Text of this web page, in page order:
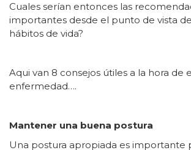
Cuales serían entonces las
importantes desde el punto de vista
hábitos de vida?
Aqui van 8 consejos útiles a la hora de
enfermedad….
Mantener una buena postura
Una postura apropiada es importante